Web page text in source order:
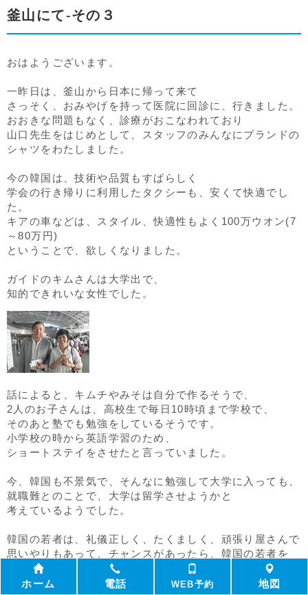
釜山にて-その３
おはようございます。
一昨日は、釜山から日本に帰って来て
さっそく、おみやげを持って医院に回診に、行きました。
おおきな問題もなく、診療がおこなわれており
山口先生をはじめとして、スタッフのみんなにブランドの
シャツをわたしました。
今の韓国は、技術や品質もすばらしく
学会の行き帰りに利用したタクシーも、安くて快適でし
た。
キアの車などは、スタイル、快適性もよく100万ウオン(7
～80万円)
ということで、欲しくなりました。
ガイドのキムさんは大学出で、
知的できれいな女性でした。
話によると、キムチやみそは自分で作るそうで、
2人のお子さんは、高校生で毎日10時頃まで学校で、
そのあと塾でも勉強をしているそうです。
小学校の時から英語学習のため、
ショートステイをさせたと言っていました。
今、韓国も不景気で、そんなに勉強して大学に入っても、
就職難とのことで、大学は留学させようかと
考えているようでした。
韓国の若者は、礼儀正しく、たくましく、頑張り屋さんで
思いやりもあって、チャンスがあったら、韓国の若者を
採用したいと思いました。
ホーム 電話 WEB予約 地図